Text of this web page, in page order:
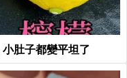
肚子都變平坦了